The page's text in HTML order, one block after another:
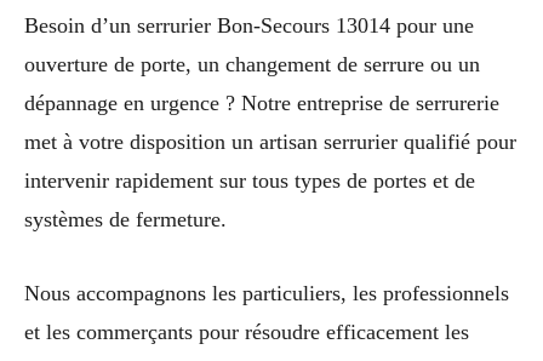
Besoin d’un serrurier Bon-Secours 13014 pour une
ouverture de porte, un changement de serrure ou un
dépannage en urgence ? Notre entreprise de serrurerie
met à votre disposition un artisan serrurier qualifié pour
intervenir rapidement sur tous types de portes et de
systèmes de fermeture.
Nous accompagnons les particuliers, les professionnels
et les commerçants pour résoudre efficacement les